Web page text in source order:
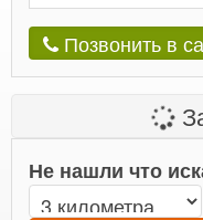
Позвонить в
Не нашли что